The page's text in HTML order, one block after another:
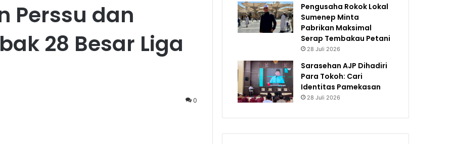
Perssu dan
28 Besar Liga
0
Pengusaha Rokok Lokal
Sumenep Minta
Pabrikan Maksimal
Serap Tembakau Petani
28 Juli 2026
Sarasehan AJP Dihadiri
Para Tokoh: Cari
Identitas Pamekasan
28 Juli 2026